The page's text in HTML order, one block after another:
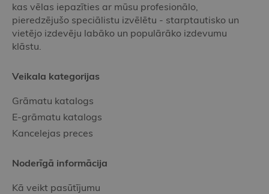
kas vēlas iepazīties ar mūsu profesionālo,
pieredzējušo speciālistu izvēlētu - starptautisko un
vietējo izdevēju labāko un populārāko izdevumu
klāstu.
Veikala kategorijas
Grāmatu katalogs
E-grāmatu katalogs
Kancelejas preces
Noderīgā informācija
Kā veikt pasūtījumu